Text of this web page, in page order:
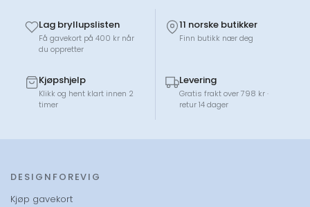
Lag bryllupslisten
Få gavekort på 400 kr når
du oppretter
11 norske butikker
Finn butikk nær deg
Kjøpshjelp
Klikk og hent klart innen 2
timer
Levering
Gratis frakt over 798 kr ·
retur 14 dager
DESIGNFOREVIG
Kjøp gavekort